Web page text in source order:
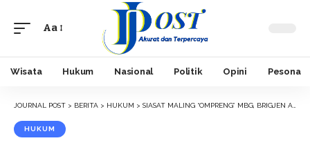
Font
Aa
Wisata Hukum Nasional Politik Opini Pesona
JOURNAL POST > BERITA > HUKUM > SIASAT MALING “OMPRENG” MBG, BRIGJEN AKTIF JADI TERSANGKA BARU
HUKUM